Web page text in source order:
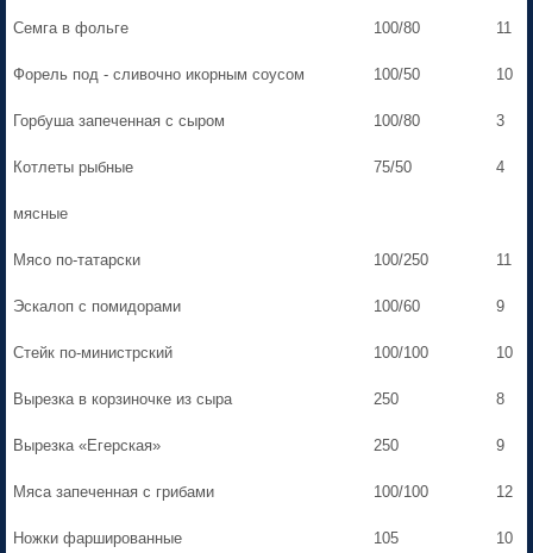
Семга в фольге 100/80 11
Форель под - сливочно икорным соусом 100/50 10
Горбуша запеченная с сыром 100/80 3
Котлеты рыбные 75/50 4
мясные
Мясо по-татарски 100/250 11
Эскалоп с помидорами 100/60 9
Стейк по-министрский 100/100 10
Вырезка в корзиночке из сыра 250 8
Вырезка «Егерская» 250 9
Мяса запеченная с грибами 100/100 12
Ножки фаршированные 105 10